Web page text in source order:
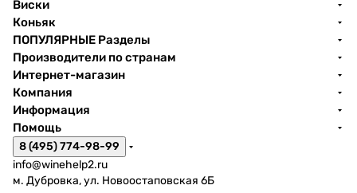
Виски
Коньяк
ПОПУЛЯРНЫЕ Разделы
Производители по странам
Интернет-магазин
Компания
Информация
Помощь
8 (495) 774-98-99
info@winehelp2.ru
м. Дубровка, ул. Новоостаповская 6Б